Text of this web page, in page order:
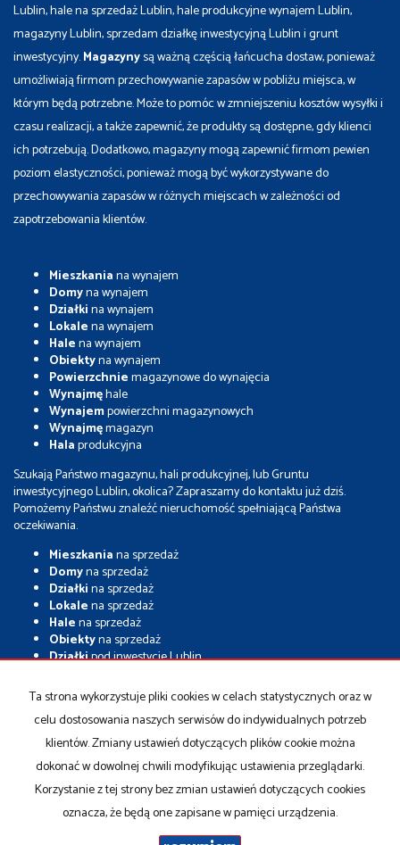
Lublin, hale na sprzedaż Lublin, hale produkcyjne wynajem Lublin,
magazyny Lublin, sprzedam działkę inwestycyjną Lublin i grunt
inwestycyjny.Magazynysą ważną częścią łańcucha dostaw, ponieważ
umożliwiają firmom przechowywanie zapasów w pobliżu miejsca, w
którym będą potrzebne. Może to pomóc w zmniejszeniu kosztów wysyłki i
czasu realizacji, a także zapewnić, że produkty są dostępne, gdy klienci
ich potrzebują. Dodatkowo, magazyny mogą zapewnić firmom pewien
poziom elastyczności, ponieważ mogą być wykorzystywane do
przechowywania zapasów w różnych miejscach w zależności od
zapotrzebowania klientów.
Mieszkaniana wynajem
Domyna wynajem
Działkina wynajem
Lokalena wynajem
Halena wynajem
Obiektyna wynajem
Powierzchniemagazynowe do wynajęcia
Wynajmęhale
Wynajempowierzchni magazynowych
Wynajmęmagazyn
Halaprodukcyjna
Szukają Państwo magazynu, hali produkcyjnej, lub Gruntu
inwestycyjnego Lublin, okolica? Zapraszamy do kontaktu już dziś.
Pomożemy Państwu znaleźć nieruchomość spełniającą Państwa
oczekiwania.
Mieszkaniana sprzedaż
Domyna sprzedaż
Działkina sprzedaż
Lokalena sprzedaż
Halena sprzedaż
Obiektyna sprzedaż
Działkipod inwestycje Lublin
Nieruchomościinwestycyjne Lublin
Magazyny
na sprzedaż
Halena sprzedaż
Halemagazynowe
Sprzedamgrunt inwestycyjny
Sprzedamdziałkę inwestycyjną
Ta strona wykorzystuje pliki cookies w celach statystycznych oraz w
celu dostosowania naszych serwisów do indywidualnych potrzeb
klientów. Zmiany ustawień dotyczących plików cookie można
dokonać w dowolnej chwili modyfikując ustawienia przeglądarki.
Korzystanie z tej strony bez zmian ustawień dotyczących cookies
oznacza, że będą one zapisane w pamięci urządzenia.